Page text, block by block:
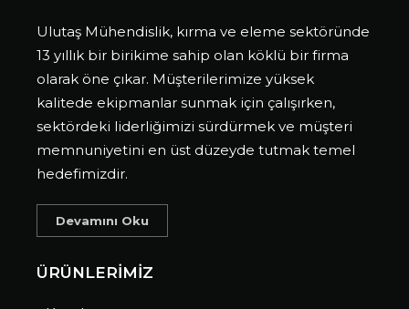
Ulutaş Mühendislik, kırma ve eleme sektöründe
13 yıllık bir birikime sahip olan köklü bir firma
olarak öne çıkar. Müşterilerimize yüksek
kalitede ekipmanlar sunmak için çalışırken,
sektördeki liderliğimizi sürdürmek ve müşteri
memnuniyetini en üst düzeyde tutmak temel
hedefimizdir.
Devamını Oku
ÜRÜNLERİMİZ